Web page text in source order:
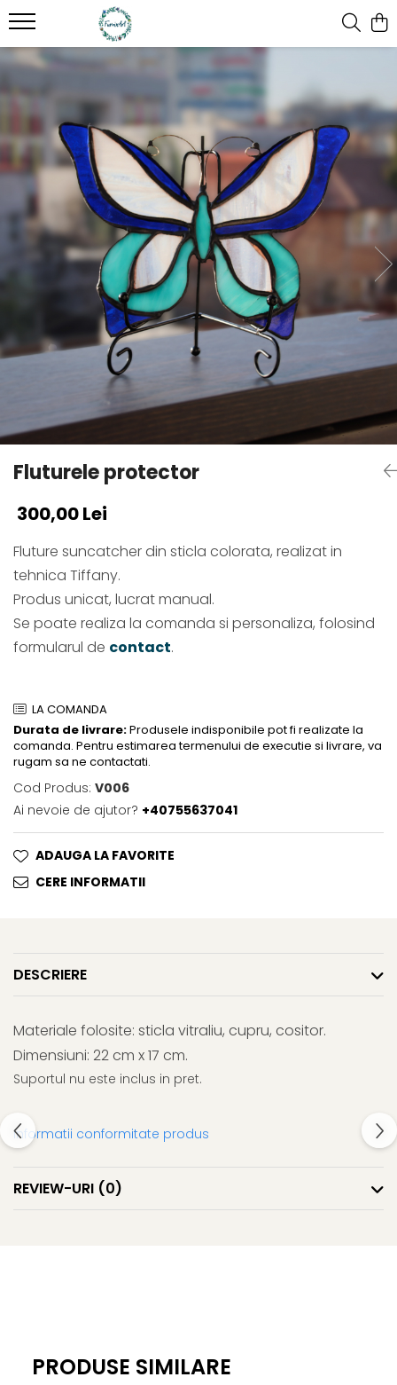
Fluturele protector
300,00 Lei
Fluture suncatcher din sticla colorata, realizat in
tehnica Tiffany.
Produs unicat, lucrat manual.
Se poate realiza la comanda si personaliza, folosind
formularul de contact.
LA COMANDA
Durata de livrare:Produsele indisponibile pot fi realizate la
comanda. Pentru estimarea termenului de executie si livrare, va
rugam sa ne contactati.
Cod Produs: V006
Ai nevoie de ajutor? +40755637041
ADAUGA LA FAVORITE
CERE INFORMATII
DESCRIERE
Materiale folosite: sticla vitraliu, cupru, cositor.
Dimensiuni: 22 cm x 17 cm.
Suportul nu este inclus in pret.
Informatii conformitate produs
REVIEW-URI (0)
PRODUSE SIMILARE